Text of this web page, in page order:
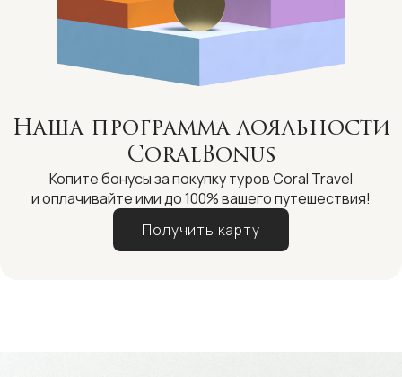
Наша программа лояльности
CoralBonus
Копите бонусы за покупку туров Coral Travel
и оплачивайте ими до 100% вашего путешествия!
Получить карту